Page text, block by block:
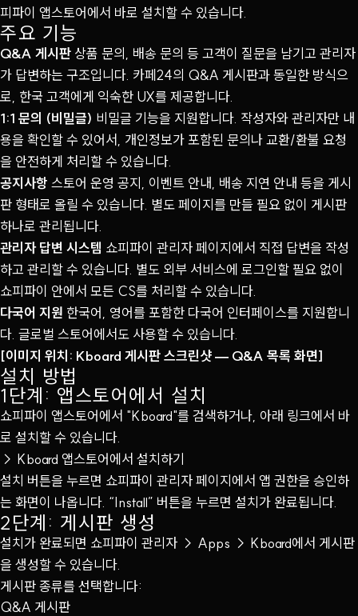
피파이 앱스토어에서 바로 설치할 수 있습니다.
주요 기능
Q&A 게시판 상품 문의, 배송 문의 등 고객이 질문을 남기고 관리자
가 답변하는 구조입니다. 카페24의 Q&A 게시판과 동일한 방식으
로, 한국 고객에게 익숙한 UX를 제공합니다.
1:1 문의 (비밀글) 비밀글 기능을 지원합니다. 작성자와 관리자만 내
용을 확인할 수 있어서, 개인정보가 포함된 문의나 교환/환불 요청
을 안전하게 처리할 수 있습니다.
공지사항 스토어 운영 공지, 이벤트 안내, 배송 지연 안내 등을 게시
판 형태로 올릴 수 있습니다. 별도 페이지를 만들 필요 없이 게시판
하나로 관리됩니다.
관리자 답변 시스템 쇼피파이 관리자 페이지에서 직접 답변을 작성
하고 관리할 수 있습니다. 별도 외부 서비스에 로그인할 필요 없이
쇼피파이 안에서 모든 CS를 처리할 수 있습니다.
다국어 지원 한국어, 영어를 포함한 다국어 인터페이스를 지원합니
다. 글로벌 스토어에서도 사용할 수 있습니다.
[이미지 위치: Kboard 게시판 스크린샷 — Q&A 목록 화면]
설치 방법
1단계: 앱스토어에서 설치
쇼피파이 앱스토어에서 "Kboard"를 검색하거나, 아래 링크에서 바
로 설치할 수 있습니다.
→ Kboard 앱스토어에서 설치하기
설치 버튼을 누르면 쇼피파이 관리자 페이지에서 앱 권한을 승인하
는 화면이 나옵니다. “Install” 버튼을 누르면 설치가 완료됩니다.
2단계: 게시판 생성
설치가 완료되면 쇼피파이 관리자 → Apps → Kboard에서 게시판
을 생성할 수 있습니다.
게시판 종류를 선택합니다:
Q&A 게시판